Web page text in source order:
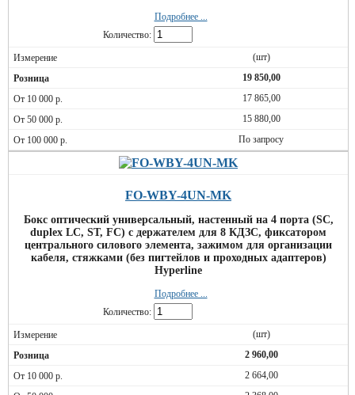
Подробнее ...
Количество:
(шт)
19 850,00
17 865,00
15 880,00
По запросу
FO-WBY-4UN-MK
Бокс оптический универсальный, настенный на 4 порта (SC,
duplex LC, ST, FC) с держателем для 8 КДЗС, фиксатором
центрального силового элемента, зажимом для организации
кабеля, стяжками (без пигтейлов и проходных адаптеров)
Hyperline
Подробнее ...
Количество:
(шт)
2 960,00
2 664,00